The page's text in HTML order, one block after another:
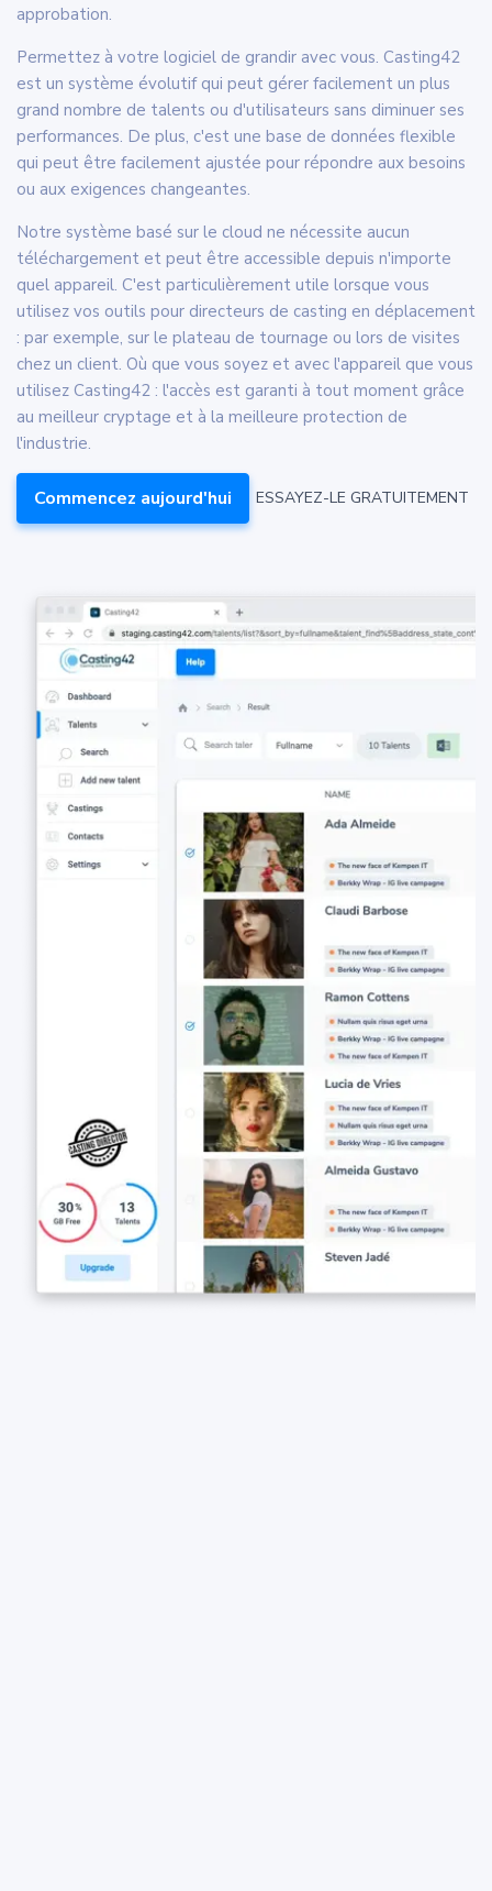
approbation.
Permettez à votre logiciel de grandir avec vous. Casting42
est un système évolutif qui peut gérer facilement un plus
grand nombre de talents ou d'utilisateurs sans diminuer ses
performances. De plus, c'est une base de données flexible
qui peut être facilement ajustée pour répondre aux besoins
ou aux exigences changeantes.
Notre système basé sur le cloud ne nécessite aucun
téléchargement et peut être accessible depuis n'importe
quel appareil. C'est particulièrement utile lorsque vous
utilisez vos outils pour directeurs de casting en déplacement
: par exemple, sur le plateau de tournage ou lors de visites
chez un client. Où que vous soyez et avec l'appareil que vous
utilisez Casting42 : l'accès est garanti à tout moment grâce
au meilleur cryptage et à la meilleure protection de
l'industrie.
Commencez aujourd'hui ESSAYEZ-LE GRATUITEMENT